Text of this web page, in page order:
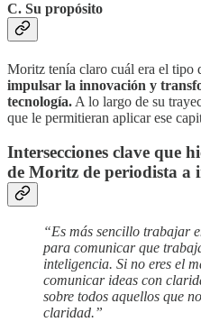
C. Su propósito
Moritz tenía claro cuál era el tipo
impulsar la innovación y
tecnología. A lo largo de su
que le permitieran aplicar ese
Intersecciones clave que
de Moritz de periodista a
“Es más sencillo trabajar
para comunicar que
inteligencia. Si no eres el
comunicar ideas con
sobre todos aquellos que
claridad.”